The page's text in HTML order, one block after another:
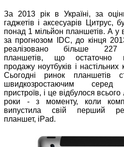
За 2013 рік в Україні, за
гаджетів і аксесуарів Цитрус,
понад 1 мільйон планшетів. А у
за прогнозом IDC, до кінця
реалізовано більше 227
планшетів, що остаточно
продажу ноутбуків і настільних
Сьогодні ринок планшетів
швидкозростаючим серед
пристроїв, і це відбулося
роки - з моменту, коли
випустила свій перший
планшет, iPad.